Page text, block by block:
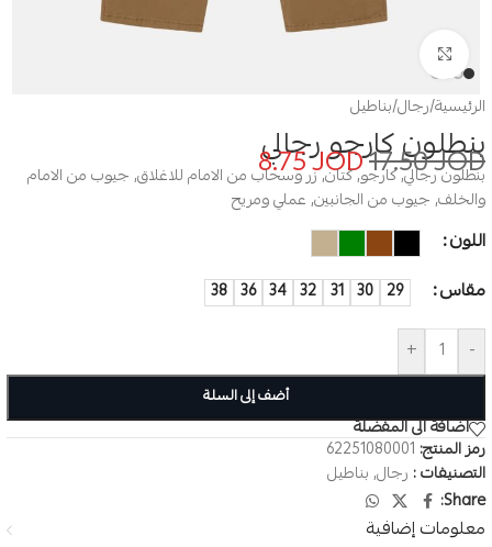
الرئيسية/رجال/بناطيل
بنطلون كارجو رجالي
17.50JOD
8.75JOD
بنطلون رجالي, كارجو, كتان, زر وسحاب من الامام للاغلاق, جيوب من الامام
والخلف, جيوب من الجانبين, عملي ومريح
اللون
مقاس
29
30
31
32
34
36
38
-
+
أضف إلى السلة
اضافة الى المفضلة
رمز المنتج: 62251080001
التصنيفات : رجال, بناطيل
Share:
معلومات إضافية